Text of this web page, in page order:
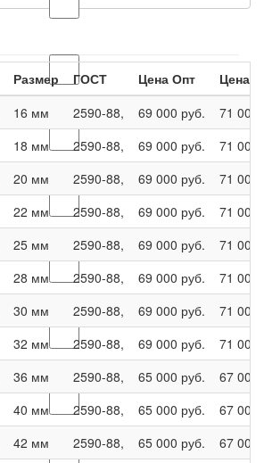
Размер ГОСТ Цена Опт
Цена
16 мм 2590-88, 69 000 руб.
71 000
18 мм 2590-88, 69 000 руб.
71 000
20 мм 2590-88, 69 000 руб.
71 000
22 мм 2590-88, 69 000 руб.
71 000
25 мм 2590-88, 69 000 руб.
71 000
28 мм 2590-88, 69 000 руб.
71 000
30 мм 2590-88, 69 000 руб.
71 000
32 мм 2590-88, 69 000 руб.
71 000
36 мм 2590-88, 65 000 руб.
67 000
40 мм 2590-88, 65 000 руб.
67 000
42 мм 2590-88, 65 000 руб.
67 000